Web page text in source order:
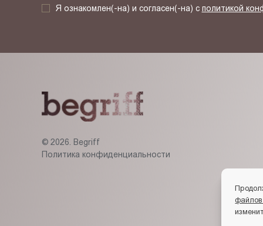
Я ознакомлен(-на) и согласен(-на) с политикой
© 2026. Begriff
Политика конфиденциальности